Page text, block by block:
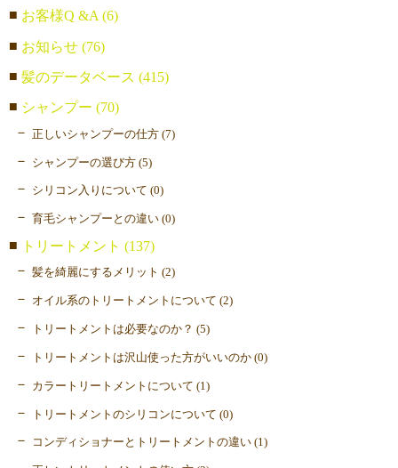
お客様Q &A (6)
お知らせ (76)
髪のデータベース (415)
シャンプー (70)
正しいシャンプーの仕方 (7)
シャンプーの選び方 (5)
シリコン入りについて (0)
育毛シャンプーとの違い (0)
トリートメント (137)
髪を綺麗にするメリット (2)
オイル系のトリートメントについて (2)
トリートメントは必要なのか？ (5)
トリートメントは沢山使った方がいいのか (0)
カラートリートメントについて (1)
トリートメントのシリコンについて (0)
コンディショナーとトリートメントの違い (1)